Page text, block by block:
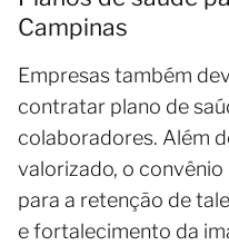
Campinas
Empresas também
contratar plano de
colaboradores. Além
valorizado, o
para a retenção de
e fortalecimento da